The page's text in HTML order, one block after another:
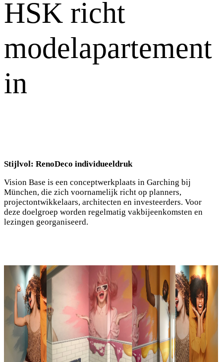
HSK richt
modelapartement
in
Stijlvol: RenoDeco individueeldruk
Vision Base is een conceptwerkplaats in Garching bij
München, die zich voornamelijk richt op planners,
projectontwikkelaars, architecten en investeerders. Voor
deze doelgroep worden regelmatig vakbijeenkomsten en
lezingen georganiseerd.